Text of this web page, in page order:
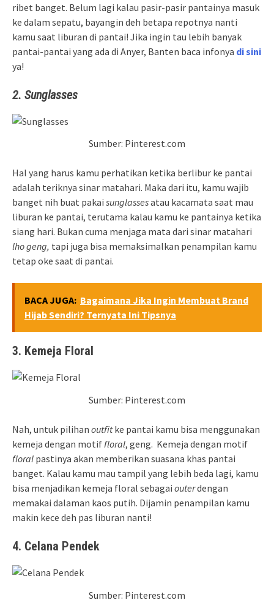
ribet banget. Belum lagi kalau pasir-pasir pantainya masuk
ke dalam sepatu, bayangin deh betapa repotnya nanti
kamu saat liburan di pantai! Jika ingin tau lebih banyak
pantai-pantai yang ada di Anyer, Banten baca infonya di sini
ya!
2. Sunglasses
Sumber: Pinterest.com
Hal yang harus kamu perhatikan ketika berlibur ke pantai
adalah teriknya sinar matahari. Maka dari itu, kamu wajib
banget nih buat pakai sunglassesatau kacamata saat mau
liburan ke pantai, terutama kalau kamu ke pantainya ketika
siang hari. Bukan cuma menjaga mata dari sinar matahari
lho geng, tapi juga bisa memaksimalkan penampilan kamu
tetap oke saat di pantai.
BACA JUGA: Bagaimana Jika Ingin Membuat Brand
Hijab Sendiri? Ternyata Ini Tipsnya
3. Kemeja Floral
Sumber: Pinterest.com
Nah, untuk pilihan outfitke pantai kamu bisa menggunakan
kemeja dengan motiffloral, geng. Kemeja dengan motif
floral pastinya akan memberikan suasana khas pantai
banget. Kalau kamu mau tampil yang lebih beda lagi, kamu
bisa menjadikan kemeja floral sebagai outerdengan
memakai dalaman kaos putih. Dijamin penampilan kamu
makin kece deh pas liburan nanti!
4. Celana Pendek
Sumber: Pinterest.com